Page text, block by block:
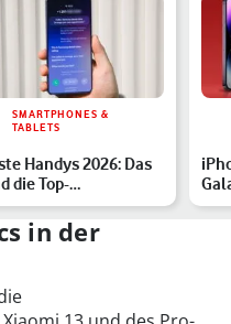
SMARTPHONES &
TABLETS
Handys 2026: Das
die Top-
des Jahres
in der